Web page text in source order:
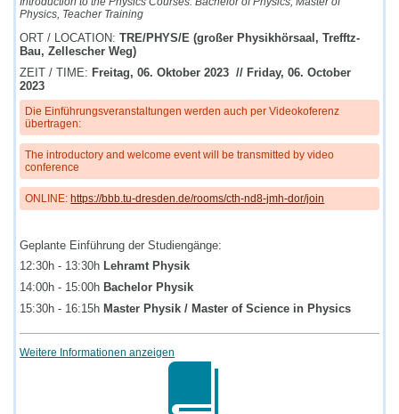
Physics, Teacher Training
ORT / LOCATION:TRE/PHYS/E (großer Physikhörsaal, Trefftz-
Bau, Zellescher Weg)
ZEIT / TIME: Freitag, 06. Oktober 2023 // Friday, 06. October
2023
Die Einführungsveranstaltungen werden auch per Videokoferenz
übertragen:
The introductory and welcome event will be transmitted by video
conference
ONLINE:https://bbb.tu-dresden.de/rooms/cth-nd8-jmh-dor/join
Geplante Einführung der Studiengänge:
12:30h - 13:30h Lehramt Physik
14:00h - 15:00h Bachelor Physik
15:30h - 16:15h Master Physik / Master of Science in Physics
Weitere Informationen anzeigen